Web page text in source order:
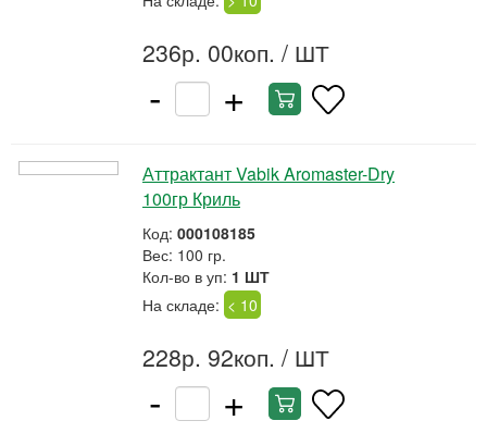
236р. 00коп. / ШТ
- +
Аттрактант Vabik Aromaster-Dry
100гр Криль
Код: 000108185
Вес: 100 гр.
Кол-во в уп: 1 ШТ
На складе: < 10
228р. 92коп. / ШТ
- +